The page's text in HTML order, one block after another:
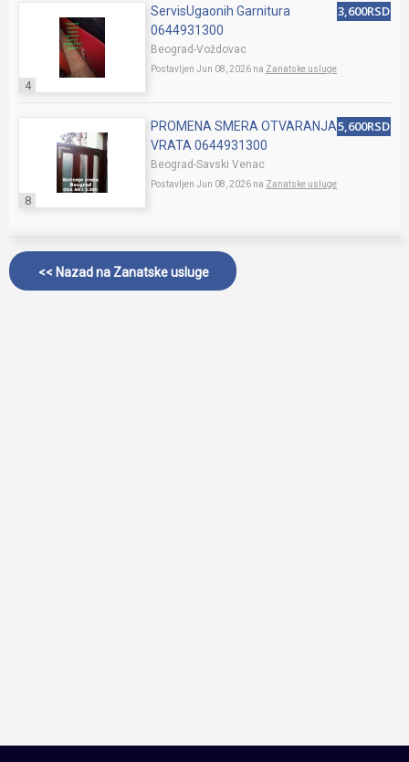
4
ServisUgaonih Garnitura
0644931300
Beograd-Voždovac
Postavljen Jun 08, 2026 na Zanatske usluge
3,600RSD
8
PROMENA SMERA OTVARANJA
VRATA 0644931300
Beograd-Savski Venac
Postavljen Jun 08, 2026 na Zanatske usluge
5,600RSD
<< Nazad na Zanatske usluge